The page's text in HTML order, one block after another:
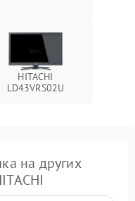
HITACHI
LD43VRS02U
на других